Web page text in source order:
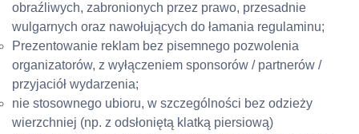
obraźliwych, zabronionych przez prawo, przesadnie
wulgarnych oraz nawołujących do łamania regulaminu;
Prezentowanie reklam bez pisemnego pozwolenia
organizatorów, z wyłączeniem sponsorów / partnerów /
przyjaciół wydarzenia;
nie stosownego ubioru, w szczególności bez odzieży
wierzchniej (np. z odsłoniętą klatką piersiową)